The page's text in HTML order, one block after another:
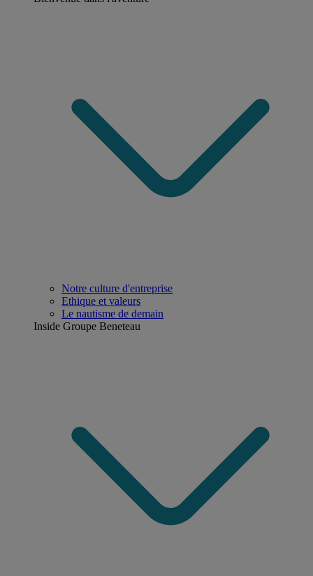
Notre culture d'entreprise
Ethique et valeurs
Le nautisme de demain
Inside Groupe Beneteau